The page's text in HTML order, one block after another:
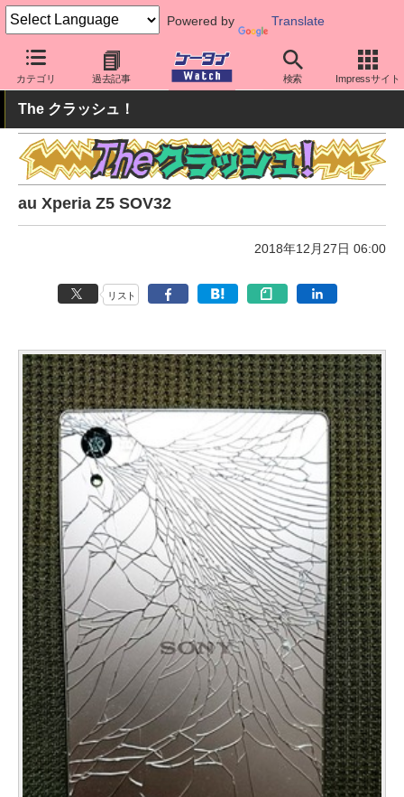
Powered by Translate
カテゴリ 過去記事 検索 Impressサイト
ケータイ Watch キャリア au Xperia
The クラッシュ！
au Xperia Z5 SOV32
2018年12月27日 06:00
リスト